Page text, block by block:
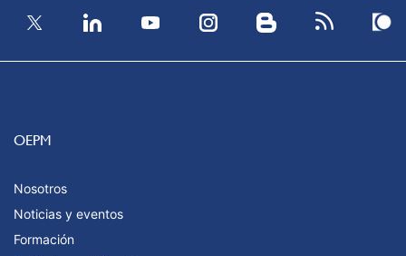
OEPM
Nosotros
Noticias y eventos
Formación